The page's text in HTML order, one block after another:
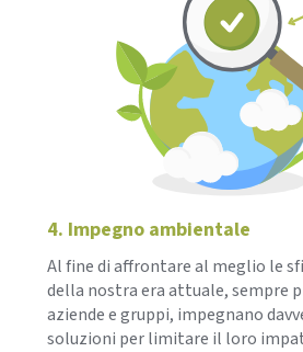
4. Impegno ambientale
Al fine di affrontare al meglio le
della nostra era attuale, sempre
aziende e gruppi, impegnano
soluzioni per limitare il loro